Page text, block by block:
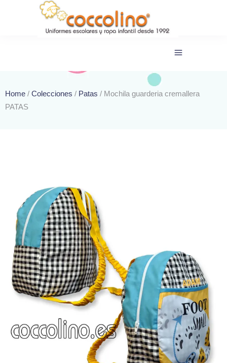
Home / Colecciones / Patas / Mochila guarderia cremallera
PATAS